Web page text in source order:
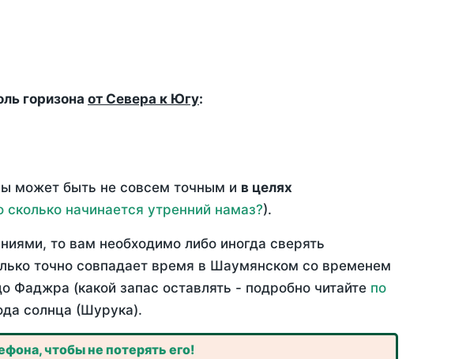
горизона от Севера к Югу:
может быть не совсем точным и в целях
сколько начинается утренний намаз?).
то вам необходимо либо иногда сверять
точно совпадает время в Шаумянском со временем
Фаджра (какой запас оставлять - подробно читайте по
солнца (Шурука).
чтобы не потерять его!